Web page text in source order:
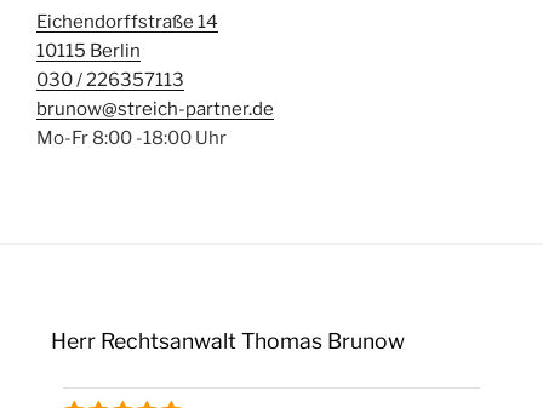
Eichendorffstraße 14
10115 Berlin
030 / 226357113
brunow@streich-partner.de
Mo-Fr 8:00 -18:00 Uhr
Herr Rechtsanwalt Thomas Brunow